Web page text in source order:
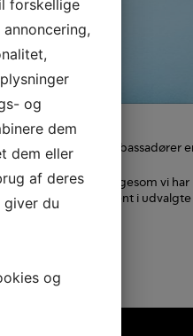
og ambassadører
og opsøgende ligesom vi
holder derfor åbent i
forskellige
og
dem
dem eller
af deres
giver du
og